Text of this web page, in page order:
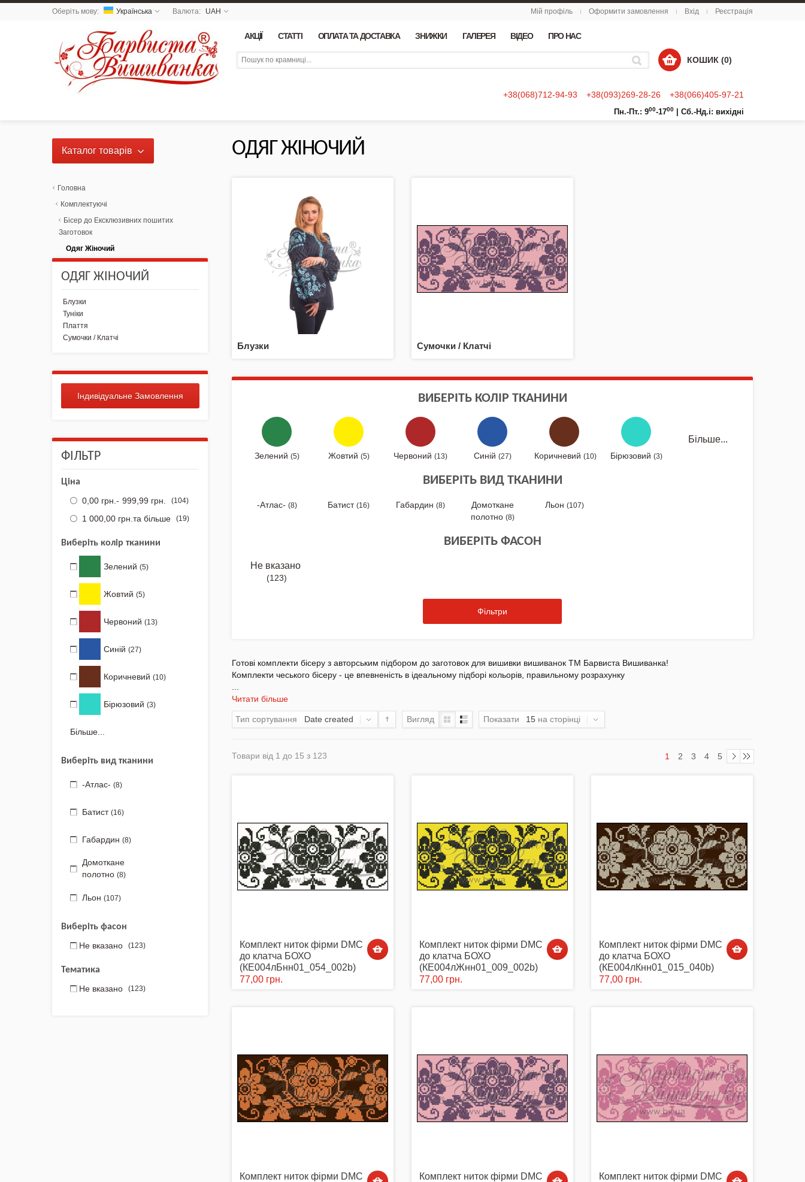
Оберіть мову: Українська Валюта: UAH Мій профіль Оформити замовлення Вхід Реєстрація
АКЦІЇ СТАТТІ ОПЛАТА ТА ДОСТАВКА ЗНИЖКИ ГАЛЕРЕЯ ВІДЕО ПРО НАС
КОШИК (0)
+38(068)712-94-93 +38(093)269-28-26 +38(066)405-97-21
Пн.-Пт.: 900-1700 Сб.-Нд.і: вихідні
ОДЯГ ЖІНОЧИЙ
Готові комплекти бісеру з авторським підбором до заготовок для вишивки вишиванок ТМ Барвиста Вишиванка!
Комплекти чеського бісеру - це впевненість в ідеальному підборі кольорів, правильному розрахунку
Читати більше
ВИБЕРІТЬ КОЛІР ТКАНИНИ
Зелений (5) Жовтий (5) Червоний (13) Синій (27) Коричневий (10) Бірюзовий (3)
Більше...
ВИБЕРІТЬ ВИД ТКАНИНИ
-Атлас- (8) Батист (16) Габардин (8)
Домоткане
полотно (8)
Льон (107)
ВИБЕРІТЬ ФАСОН
Не вказано
(123)
Фільтри
Блузки Сумочки / Клатчі
Тип сортування Date created Вигляд Показати 15 на сторінці
Товари від 1 до 15 з 123 1 2 3 4 5
Комплект ниток фірми DMC
до клатча БОХО
(КЕ004лБнн01_054_002b)
77,00 грн.
Комплект ниток фірми DMC
до клатча БОХО
(КЕ004лЖнн01_009_002b)
77,00 грн.
Комплект ниток фірми DMC
до клатча БОХО
(КЕ004лКнн01_015_040b)
77,00 грн.
Комплект ниток фірми DMC
Комплект ниток фірми DMC
Комплект ниток фірми DMC
Каталог товарів
«Українські Натюрморти» /
NEW DROP 26 - МОТАНКА
NEW - Колекція «Шедеври
української культури» / Схеми
для вишивки
NEW 2026 - "Українська
айдентика - проєкт про
вишиванки"
Акція
Готовий одяг / Вишиванки
Набори для Вишивки
Комплектуючі
Аксесуари Одягу
Сумки-Шопери
Великодні рушники з
принтом
Маски захисні
Вишиті картини, рушники
Подарункові сертифікати
Головна
Комплектуючі
Бісер до Ексклюзивних пошитих
Заготовок
Одяг Жіночий
ОДЯГ ЖІНОЧИЙ
Блузки
Туніки
Плаття
Сумочки / Клатчі
Індивідуальне Замовлення
ФІЛЬТР
Ціна
0,00 грн. - 999,99 грн. (104)
1 000,00 грн. та більше (19)
Виберіть колір тканини
Зелений (5)
Жовтий (5)
Червоний (13)
Синій (27)
Коричневий (10)
Бірюзовий (3)
Більше...
Виберіть вид тканини
-Атлас- (8)
Батист (16)
Габардин (8)
Домоткане
полотно (8)
Льон (107)
Виберіть фасон
Не вказано
(123)
Тематика
Не вказано
(123)